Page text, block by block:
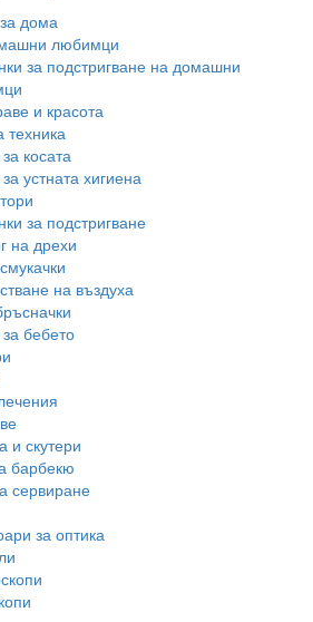
дома
любимци
за подстригване на домашни
и красота
техника
косата
устната хигиена
за подстригване
на дрехи
на въздуха
бебето
и скутери
барбекю
сервиране
за оптика